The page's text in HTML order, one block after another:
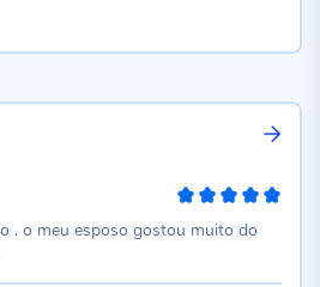
. o meu esposo gostou muito do